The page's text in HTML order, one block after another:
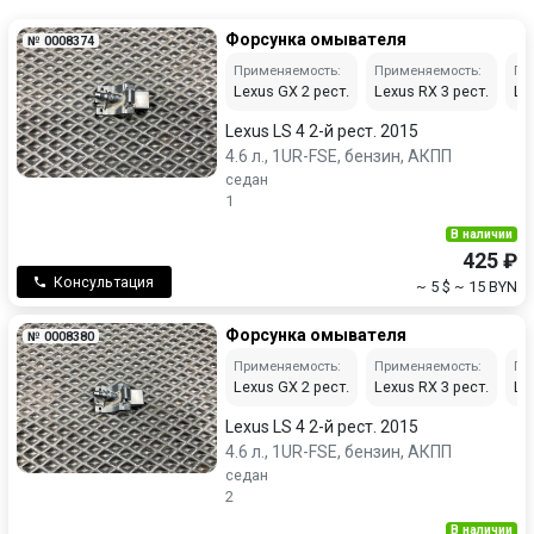
№ 0008374 Форсунка омывателя
Применяемость:
Lexus GX 2 рест.
Применяемость:
Lexus RX 3 рест.
Lexus LS 4 2-й рест. 2015
4.6 л., 1UR-FSE, бензин, АКПП
седан
1
Консультация
В наличии
425 ₽
~ 5 $ ~ 15 BYN
№ 0008380 Форсунка омывателя
Применяемость:
Lexus GX 2 рест.
Применяемость:
Lexus RX 3 рест.
Lexus LS 4 2-й рест. 2015
4.6 л., 1UR-FSE, бензин, АКПП
седан
2
В наличии